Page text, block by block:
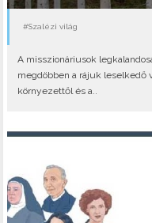
#Szalézi világ
A misszionáriusok
megdöbben a rájuk
környezettől és a..